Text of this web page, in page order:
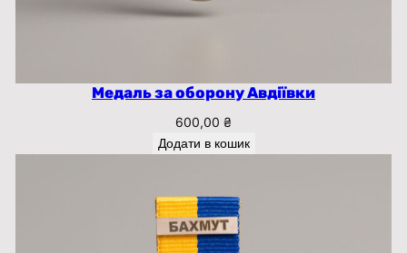
Медаль за оборону Авдіївки
600,00 ₴
Додати в кошик